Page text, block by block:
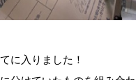
に入りました！